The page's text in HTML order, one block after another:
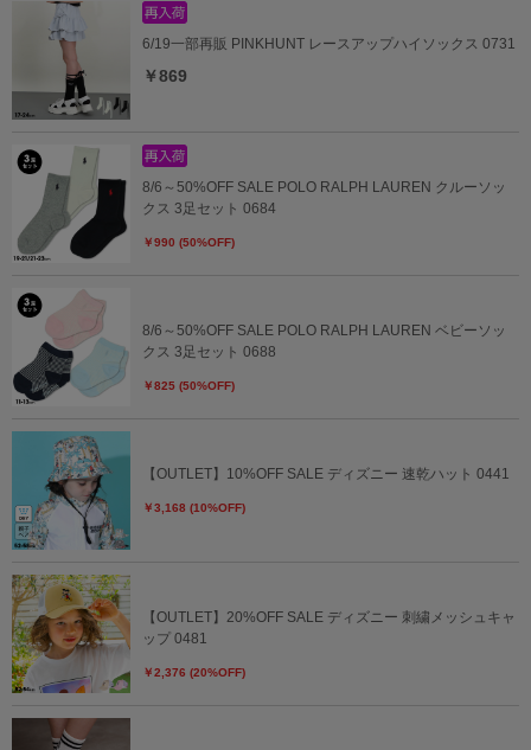
6/19一部再販 PINKHUNT レースアップハイソックス 0731
￥869
8/6～50%OFF SALE POLO RALPH LAUREN クルーソッ
クス 3足セット 0684
￥990 (50%OFF)
8/6～50%OFF SALE POLO RALPH LAUREN ベビーソッ
クス 3足セット 0688
￥825 (50%OFF)
【OUTLET】10%OFF SALE ディズニー 速乾ハット 0441
￥3,168 (10%OFF)
【OUTLET】20%OFF SALE ディズニー 刺繍メッシュキャ
ップ 0481
￥2,376 (20%OFF)